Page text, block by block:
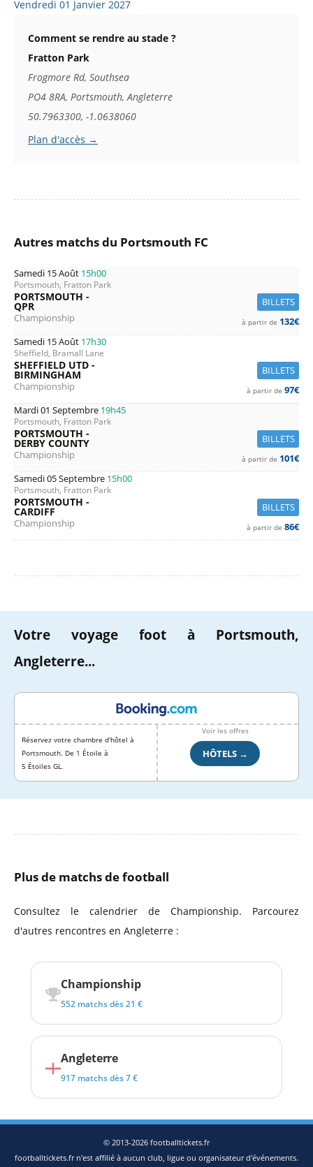
Vendredi 01 Janvier 2027
Comment se rendre au stade ?
Fratton Park
Frogmore Rd, Southsea
PO4 8RA, Portsmouth, Angleterre
50.7963300, -1.0638060
Plan d'accès →
Autres matchs du Portsmouth FC
Samedi 15 Août 15h00
Portsmouth, Fratton Park
BILLETS
PORTSMOUTH -
QPR
Championship à partir de 132€
Samedi 15 Août 17h30
Sheffield, Bramall Lane
BILLETS
SHEFFIELD UTD -
BIRMINGHAM
Championship à partir de 97€
Mardi 01 Septembre 19h45
Portsmouth, Fratton Park
BILLETS
PORTSMOUTH -
DERBY COUNTY
Championship à partir de 101€
Samedi 05 Septembre 15h00
Portsmouth, Fratton Park
BILLETS
PORTSMOUTH -
CARDIFF
Championship à partir de 86€
Votre voyage foot à Portsmouth,
Angleterre...
Réservez votre chambre d'hôtel à
Portsmouth. De 1 Étoile à
5 Étoiles GL.
Voir les offres
HÔTELS →
Plus de matchs de football
Consultez le calendrier de Championship. Parcourez
d'autres rencontres en Angleterre :
Championship
552 matchs dès 21 €
Angleterre
917 matchs dès 7 €
© 2013-2026 footballtickets.fr
footballtickets.fr n'est affilié à aucun club, ligue ou organisateur d'événements.